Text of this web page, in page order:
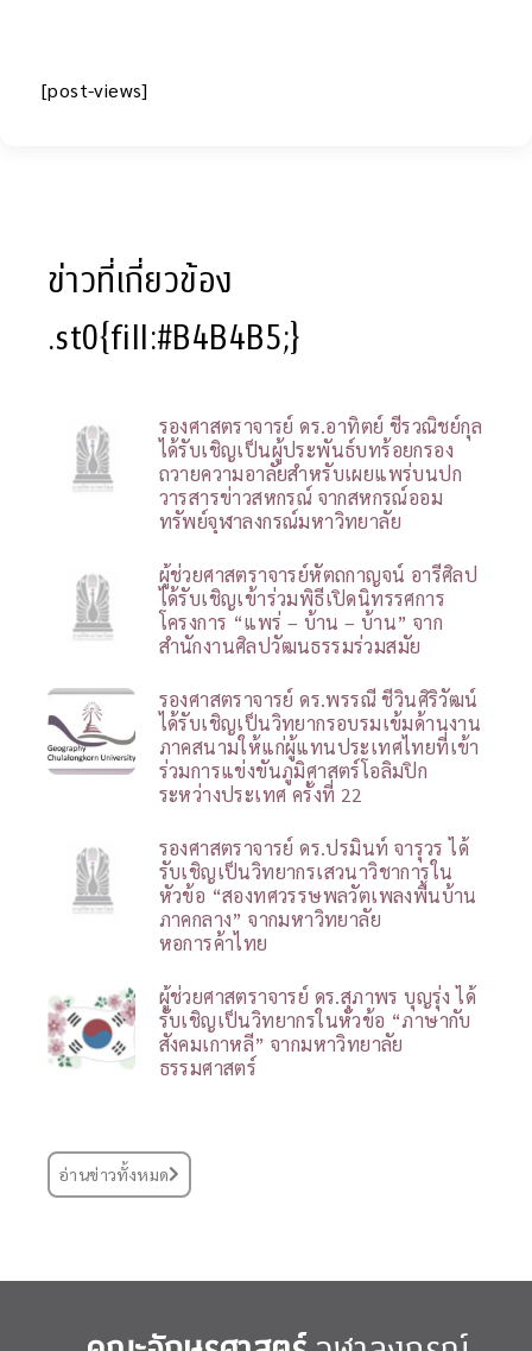
[post-views]
ข่าวที่เกี่ยวข้อง
.st0{fill:#B4B4B5;}
รองศาสตราจารย์ ดร.อาทิตย์ ชีรวณิชย์กุล
ได้รับเชิญเป็นผู้ประพันธ์บทร้อยกรอง
ถวายความอาลัยสำหรับเผยแพร่บนปก
วารสารข่าวสหกรณ์ จากสหกรณ์ออม
ทรัพย์จุฬาลงกรณ์มหาวิทยาลัย
ผู้ช่วยศาสตราจารย์หัตถกาญจน์ อารีศิลป
ได้รับเชิญเข้าร่วมพิธีเปิดนิทรรศการ
โครงการ “แพร่ – บ้าน – บ้าน” จาก
สำนักงานศิลปวัฒนธรรมร่วมสมัย
รองศาสตราจารย์ ดร.พรรณี ชีวินศิริวัฒน์
ได้รับเชิญเป็นวิทยากรอบรมเข้มด้านงาน
ภาคสนามให้แก่ผู้แทนประเทศไทยที่เข้า
ร่วมการแข่งขันภูมิศาสตร์โอลิมปิก
ระหว่างประเทศ ครั้งที่ 22
รองศาสตราจารย์ ดร.ปรมินท์ จารุวร ได้
รับเชิญเป็นวิทยากรเสวนาวิชาการใน
หัวข้อ “สองทศวรรษพลวัตเพลงพื้นบ้าน
ภาคกลาง” จากมหาวิทยาลัย
หอการค้าไทย
ผู้ช่วยศาสตราจารย์ ดร.สุภาพร บุญรุ่ง ได้
รับเชิญเป็นวิทยากรในหัวข้อ “ภาษากับ
สังคมเกาหลี” จากมหาวิทยาลัย
ธรรมศาสตร์
อ่านข่าวทั้งหมด